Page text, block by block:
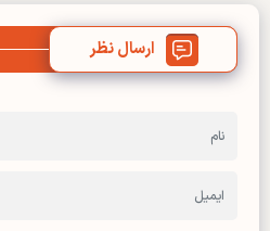
ارسال نظر